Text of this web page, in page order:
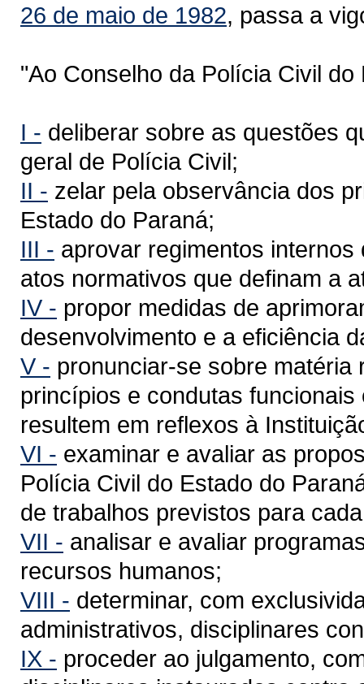
26 de maio de 1982, passa a
"Ao Conselho da Polícia Civil
I - deliberar sobre as questões
geral de Polícia Civil;
II - zelar pela observância dos
Estado do Paraná;
III - aprovar regimentos
atos normativos que definam a
IV - propor medidas de
desenvolvimento e a eficiência
V - pronunciar-se sobre
princípios e condutas
resultem em reflexos à
VI - examinar e avaliar as
Polícia Civil do Estado do
de trabalhos previstos para
VII - analisar e avaliar
recursos humanos;
VIII - determinar, com
administrativos, disciplinares
IX - proceder ao julgamento,